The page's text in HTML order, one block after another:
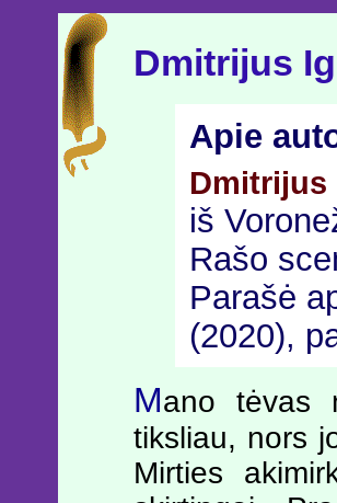
Dmitrijus
Apie
Dmitrijus
iš
Rašo
Parašė
(2020),
Mano tėvas
tiksliau, nors
Mirties